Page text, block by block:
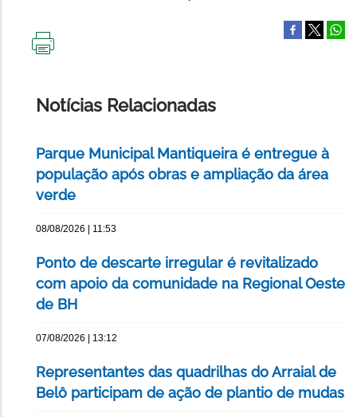
Notícias Relacionadas
Parque Municipal Mantiqueira é entregue à
população após obras e ampliação da área
verde
08/08/2026 | 11:53
Ponto de descarte irregular é revitalizado
com apoio da comunidade na Regional Oeste
de BH
07/08/2026 | 13:12
Representantes das quadrilhas do Arraial de
Belô participam de ação de plantio de mudas